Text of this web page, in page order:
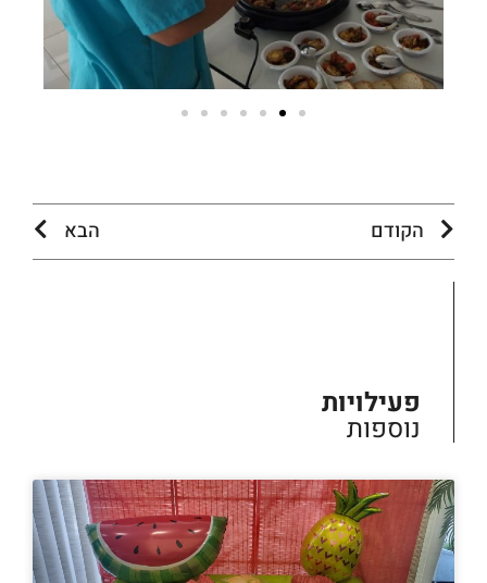
הקודם הבא
פעילויות
נוספות